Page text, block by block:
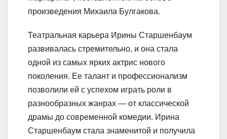
произведения Михаила Булгакова.
Театральная карьера Ирины Старшенбаум
развивалась стремительно, и она стала
одной из самых ярких актрис нового
поколения. Ее талант и профессионализм
позволили ей с успехом играть роли в
разнообразных жанрах — от классической
драмы до современной комедии. Ирина
Старшенбаум стала знаменитой и получила